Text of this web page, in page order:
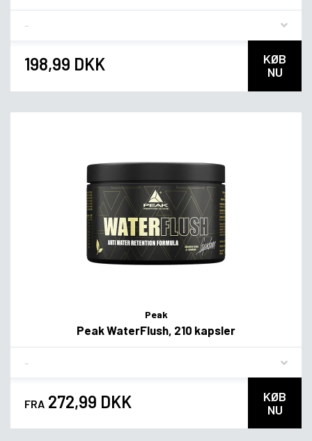
198,99 DKK
KØB
NU
Peak
Peak WaterFlush, 210 kapsler
FRA 272,99 DKK
KØB
NU